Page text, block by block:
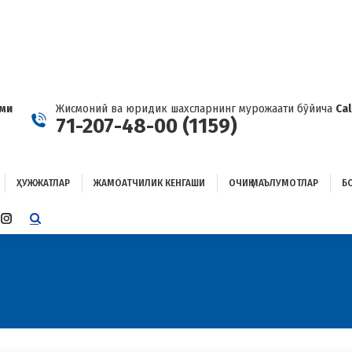
Жисмоний ва юридик шахсларнинг мурожаати бўйича
71-207-48-00 (1159)
ҲУЖЖАТЛАР ЖАМОАТЧИЛИК КЕНГАШИ ОЧИҚ МАЪЛУМОТЛАР
INSTAGRAM